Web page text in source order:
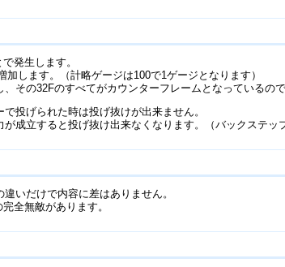
発生します。
します。（計略ゲージは100で1ゲージとなります）
その32Fのすべてがカウンターフレームとなっているので
投げられた時は投げ抜けが出来ません。
成立すると投げ抜け出来なくなります。（バックステッ
いだけで内容に差はありません。
全無敵があります。